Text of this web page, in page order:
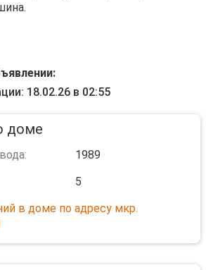
18.02.26 в 02:55
доме
1989
5
в доме по адресу мкр.